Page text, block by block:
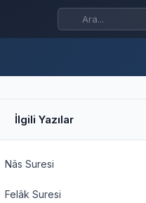
İlgili Yazılar
Nâs Suresi
Felâk Suresi